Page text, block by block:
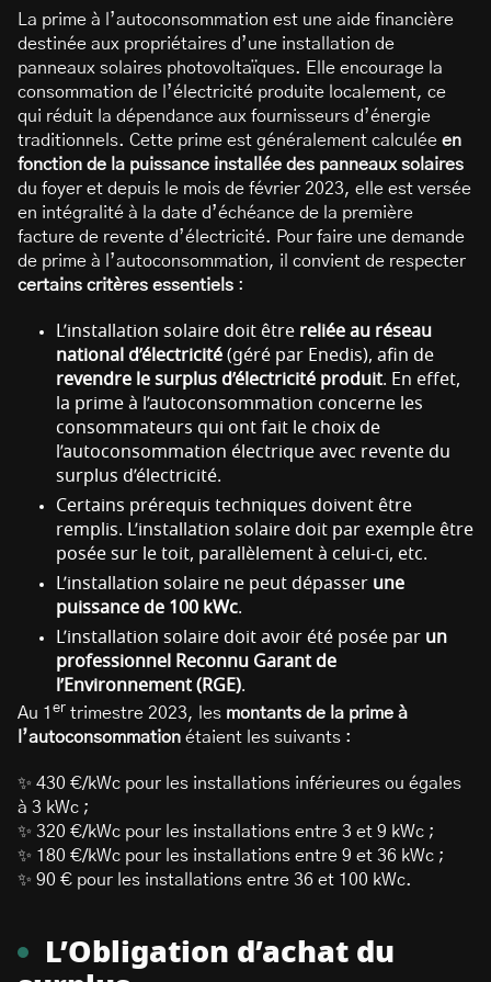
La prime à l’autoconsommation est une aide financière
destinée aux propriétaires d’une installation de
panneaux solaires photovoltaïques. Elle encourage la
consommation de l’électricité produite localement, ce
qui réduit la dépendance aux fournisseurs d’énergie
traditionnels. Cette prime est généralement calculée en
fonction de la puissance installée des panneaux solaires
du foyer et depuis le mois de février 2023, elle est versée
en intégralité à la date d’échéance de la première
facture de revente d’électricité. Pour faire une demande
de prime à l’autoconsommation, il convient de respecter
certains critères essentiels :
L’installation solaire doit être reliée au réseau
national d’électricité (géré par Enedis), afin de
revendre le surplus d’électricité produit. En effet,
la prime à l’autoconsommation concerne les
consommateurs qui ont fait le choix de
l’autoconsommation électrique avec revente du
surplus d’électricité.
Certains prérequis techniques doivent être
remplis. L’installation solaire doit par exemple être
posée sur le toit, parallèlement à celui-ci, etc.
L’installation solaire ne peut dépasser une
puissance de 100 kWc.
L’installation solaire doit avoir été posée par un
professionnel Reconnu Garant de
l’Environnement (RGE).
Au 1 er trimestre 2023, les montants de la prime à
l’autoconsommation étaient les suivants :
✨ 430 €/kWc pour les installations inférieures ou égales
à 3 kWc ;
✨ 320 €/kWc pour les installations entre 3 et 9 kWc ;
✨ 180 €/kWc pour les installations entre 9 et 36 kWc ;
✨ 90 € pour les installations entre 36 et 100 kWc.
L’Obligation d’achat du